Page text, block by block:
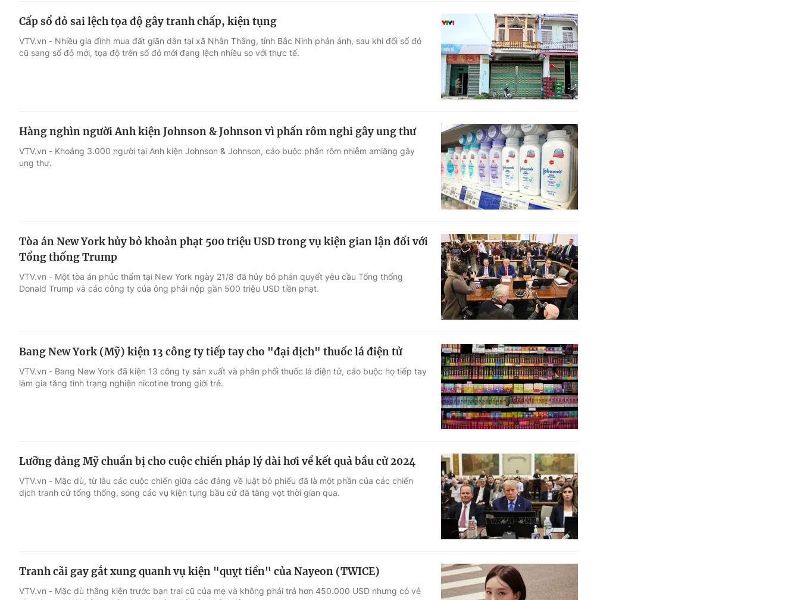
Cấp sổ đỏ sai lệch tọa độ gây tranh chấp, kiện tụng
VTV.vn - Nhiều gia đình mua đất giãn dân tại xã Nhân Thắng, tỉnh Bắc Ninh phản ánh, sau khi đổi sổ đỏ
cũ sang sổ đỏ mới, tọa độ trên sổ đỏ mới đang lệch nhiều so với thực tế.
Hàng nghìn người Anh kiện Johnson & Johnson vì phấn rôm nghi gây ung thư
VTV.vn - Khoảng 3.000 người tại Anh kiện Johnson & Johnson, cáo buộc phấn rôm nhiễm amiăng gây
ung thư.
Tòa án New York hủy bỏ khoản phạt 500 triệu USD trong vụ kiện gian lận đối với
Tổng thống Trump
VTV.vn - Một tòa án phúc thẩm tại New York ngày 21/8 đã hủy bỏ phán quyết yêu cầu Tổng thống
Donald Trump và các công ty của ông phải nộp gần 500 triệu USD tiền phạt.
Bang New York (Mỹ) kiện 13 công ty tiếp tay cho "đại dịch" thuốc lá điện tử
VTV.vn - Bang New York đã kiện 13 công ty sản xuất và phân phối thuốc lá điện tử, cáo buộc họ tiếp tay
làm gia tăng tình trạng nghiện nicotine trong giới trẻ.
Lưỡng đảng Mỹ chuẩn bị cho cuộc chiến pháp lý dài hơi về kết quả bầu cử 2024
VTV.vn - Mặc dù, từ lâu các cuộc chiến giữa các đảng về luật bỏ phiếu đã là một phần của các chiến
dịch tranh cử tổng thống, song các vụ kiện tụng bầu cử đã tăng vọt thời gian qua.
Tranh cãi gay gắt xung quanh vụ kiện "quỵt tiền" của Nayeon (TWICE)
VTV.vn - Mặc dù thắng kiện trước bạn trai cũ của mẹ và không phải trả hơn 450.000 USD nhưng có vẻ